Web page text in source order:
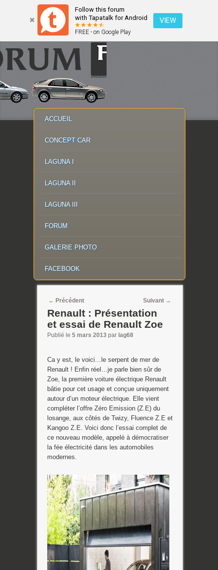
Follow this forum
with Tapatalk for Android
FREE - on Google Play
VIEW
MASQUER LA NAVIGATION PRINCIPALE
MASQUER LA NAVIGATION SECONDAIRE
ACCUEIL
CONCEPT CAR
LAGUNA I
LAGUNA II
LAGUNA III
FORUM
GALERIE PHOTO
FACEBOOK
Post navigation
← Précédent Suivant →
Renault : Présentation
et essai de Renault Zoe
Publié le 5 mars 2013 par lag68
Ca y est, le voici…le serpent de mer de
Renault ! Enfin réel…je parle bien sûr de
Zoe, la première voiture électrique Renault
bâtie pour cet usage et conçue uniquement
autour d’un moteur électrique. Elle vient
compléter l’offre Zéro Emission (Z.E) du
losange, aux côtés de Twizy, Fluence Z.E et
Kangoo Z.E. Voici donc l’essai complet de
ce nouveau modèle, appelé à démocratiser
la fée électricité dans les automobiles
modernes.